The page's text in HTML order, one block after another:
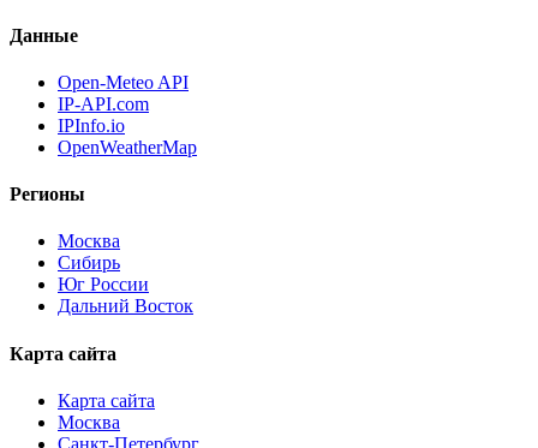
Данные
Open-Meteo API
IP-API.com
IPInfo.io
OpenWeatherMap
Регионы
Москва
Сибирь
Юг России
Дальний Восток
Карта сайта
Карта сайта
Москва
Санкт-Петербург